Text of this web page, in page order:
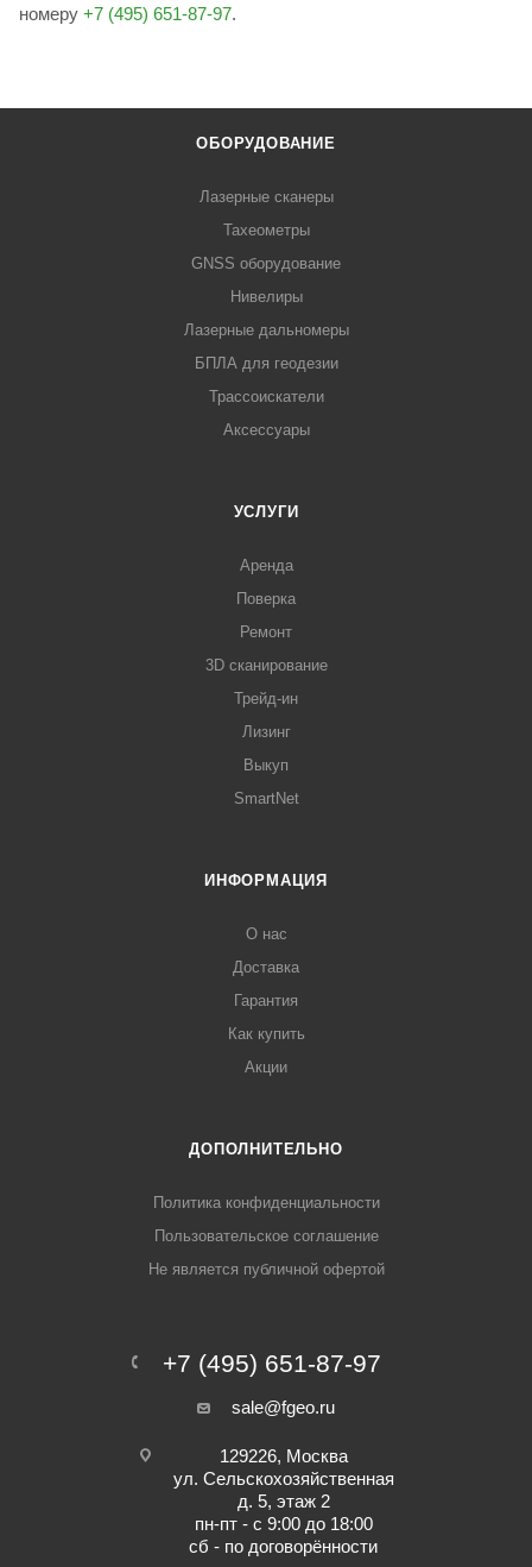
номеру +7 (495) 651-87-97.
ОБОРУДОВАНИЕ
Лазерные сканеры
Тахеометры
GNSS оборудование
Нивелиры
Лазерные дальномеры
БПЛА для геодезии
Трассоискатели
Аксессуары
УСЛУГИ
Аренда
Поверка
Ремонт
3D сканирование
Трейд-ин
Лизинг
Выкуп
SmartNet
ИНФОРМАЦИЯ
О нас
Доставка
Гарантия
Как купить
Акции
ДОПОЛНИТЕЛЬНО
Политика конфиденциальности
Пользовательское соглашение
Не является публичной офертой
+7 (495) 651-87-97
sale@fgeo.ru
129226, Москва
ул. Сельскохозяйственная
д. 5, этаж 2
пн-пт - с 9:00 до 18:00
сб - по договорённости